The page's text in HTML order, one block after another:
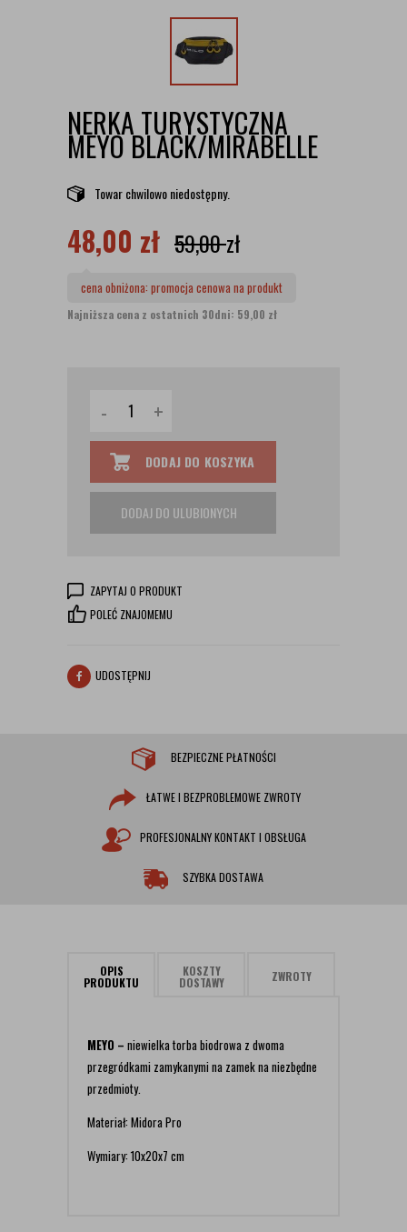
NERKA TURYSTYCZNA
MEYO BLACK/MIRABELLE
Towar chwilowo niedostępny.
48,00 zł 59,00zł
cena obniżona: promocja cenowa na produkt
Najniższa cena z ostatnich 30dni: 59,00 zł
- +
DODAJ DO KOSZYKA
DODAJ DO ULUBIONYCH
ZAPYTAJ O PRODUKT
POLEĆ ZNAJOMEMU
UDOSTĘPNIJ
BEZPIECZNE PŁATNOŚCI
ŁATWE I BEZPROBLEMOWE ZWROTY
PROFESJONALNY KONTAKT I OBSŁUGA
SZYBKA DOSTAWA
OPIS
PRODUKTU
KOSZTY
DOSTAWY ZWROTY
MEYO – niewielka torba biodrowa z dwoma
przegródkami zamykanymi na zamek na niezbędne
przedmioty.
Materiał: Midora Pro
Wymiary: 10x20x7 cm